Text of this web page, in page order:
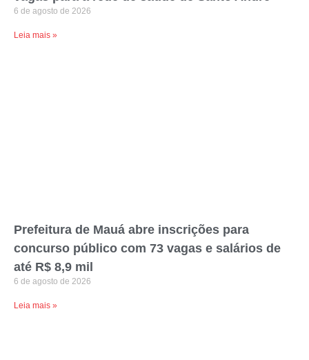
6 de agosto de 2026
Leia mais »
Prefeitura de Mauá abre inscrições para
concurso público com 73 vagas e salários de
até R$ 8,9 mil
6 de agosto de 2026
Leia mais »